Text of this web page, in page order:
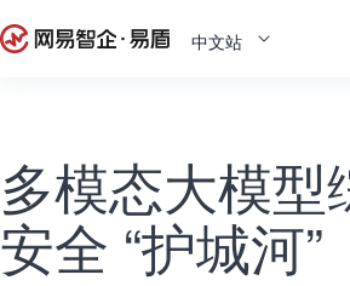
中文站
多模态大模
安全 “护城河”